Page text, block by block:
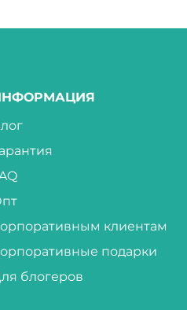
клиентам
подарки
блогеров